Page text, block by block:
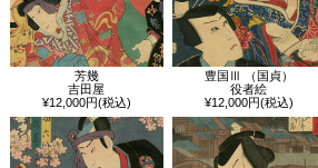
芳幾
吉田屋
¥12,000円(税込)
豊国Ⅲ （国貞）
役者絵
¥12,000円(税込)